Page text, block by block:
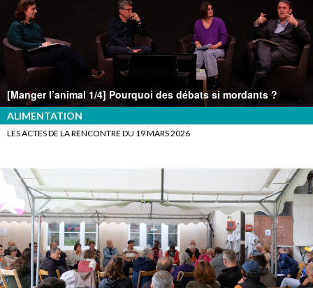
[Manger l’animal 1/4] Pourquoi des débats si mordants ?
ALIMENTATION
LES ACTES DE LA RENCONTRE DU 19 MARS 2026